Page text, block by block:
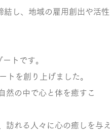
し、地域の雇用創出や活性
トです。
トを創り上げました。
然の中で心と体を癒すこ
訪れる人々に心の癒しを与え